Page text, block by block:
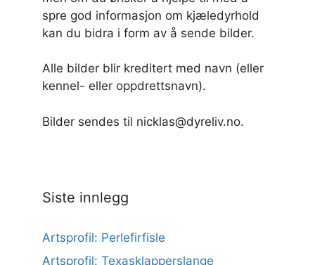
spre god informasjon om kjæledyrhold
kan du bidra i form av å sende bilder.
Alle bilder blir kreditert med navn (eller
kennel- eller oppdrettsnavn).
Bilder sendes til nicklas@dyreliv.no.
Siste innlegg
Artsprofil: Perlefirfisle
Artsprofil: Texasklapperslange